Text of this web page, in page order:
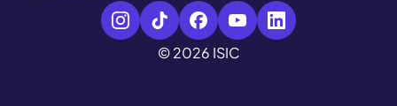
© 2026 ISIC